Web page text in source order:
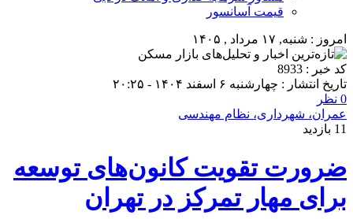
قیمت آسانسور
امروز : شنبه, ۱۷ مرداد , ۱۴۰۵
کد خبر : 8933
تاریخ انتشار : چهارشنبه ۶ اسفند ۱۴۰۴ - ۲۰:۲۵
0 نظر
عمران، شهرداری، نظام مهندسی
11 بازدید
ضرورت تقویت کانون‌های توسعه
برای مهار تمرکز در تهران